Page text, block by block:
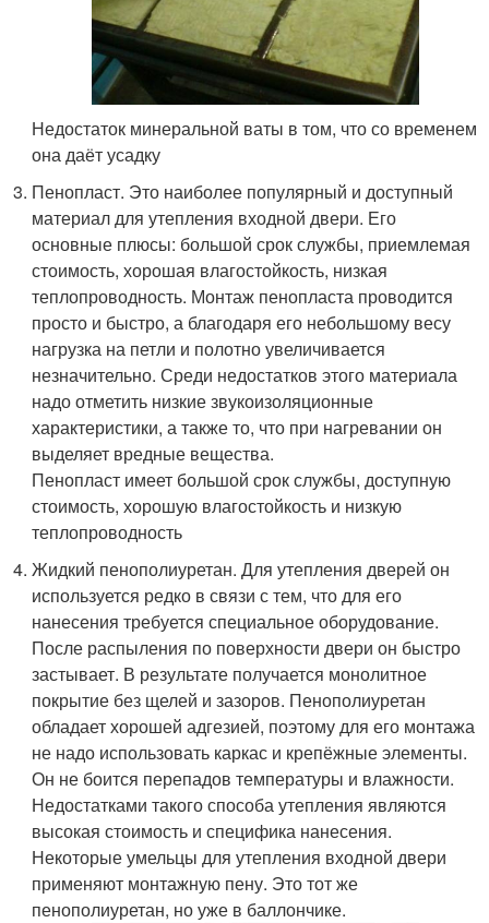
Недостаток минеральной ваты в том, что со временем
она даёт усадку
Пенопласт. Это наиболее популярный и доступный
материал для утепления входной двери. Его
основные плюсы: большой срок службы, приемлемая
стоимость, хорошая влагостойкость, низкая
теплопроводность. Монтаж пенопласта проводится
просто и быстро, а благодаря его небольшому весу
нагрузка на петли и полотно увеличивается
незначительно. Среди недостатков этого материала
надо отметить низкие звукоизоляционные
характеристики, а также то, что при нагревании он
выделяет вредные вещества.
Пенопласт имеет большой срок службы, доступную
стоимость, хорошую влагостойкость и низкую
теплопроводность
Жидкий пенополиуретан. Для утепления дверей он
используется редко в связи с тем, что для его
нанесения требуется специальное оборудование.
После распыления по поверхности двери он быстро
застывает. В результате получается монолитное
покрытие без щелей и зазоров. Пенополиуретан
обладает хорошей адгезией, поэтому для его монтажа
не надо использовать каркас и крепёжные элементы.
Он не боится перепадов температуры и влажности.
Недостатками такого способа утепления являются
высокая стоимость и специфика нанесения.
Некоторые умельцы для утепления входной двери
применяют монтажную пену. Это тот же
пенополиуретан, но уже в баллончике.